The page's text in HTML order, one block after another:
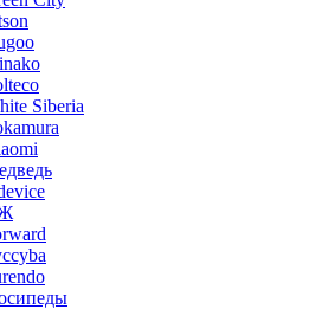
Siberia